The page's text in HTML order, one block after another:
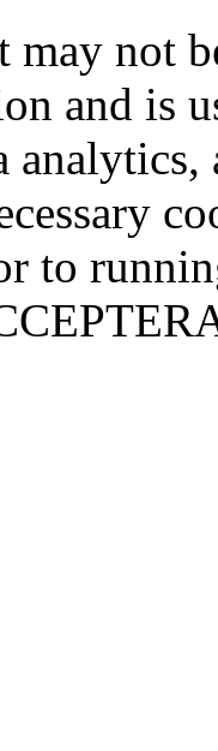
may not
and is
analytics,
to